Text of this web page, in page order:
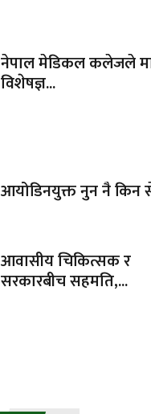
नेपाल मेडिकल कलेजले
विशेषज्ञ...
आयोडिनयुक्त नुन नै किन
आवासीय चिकित्सक र
सरकारबीच सहमति,...